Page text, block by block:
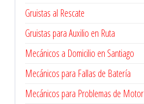
Gruistas al Rescate
Gruistas para Auxilio en Ruta
Mecánicos a Domicilio en Santiago
Mecánicos para Fallas de Batería
Mecánicos para Problemas de Motor